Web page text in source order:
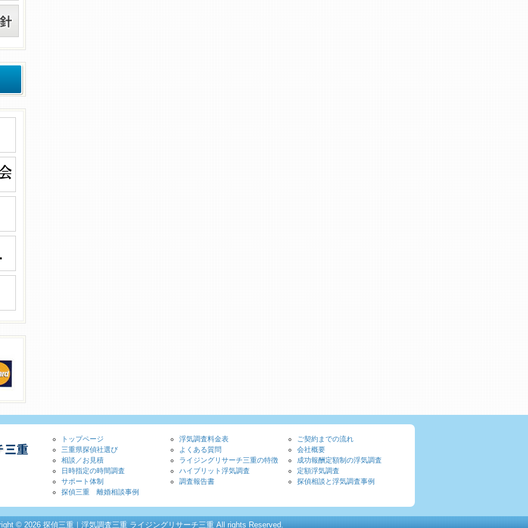
トップページ 浮気調査料金表
ご契約までの流れ
三重県探偵社選び
よくある質問
会社概要
相談／お見積
ライジングリサーチ三重の特徴
成功報酬定額制の浮気調査
日時指定の時間調査
ハイブリット浮気調査
定額浮気調査
サポート体制
調査報告書
探偵相談と浮気調査事例
探偵三重 離婚相談事例
© 2026 探偵三重｜浮気調査三重 ライジングリサーチ三重 All rights Reserved.